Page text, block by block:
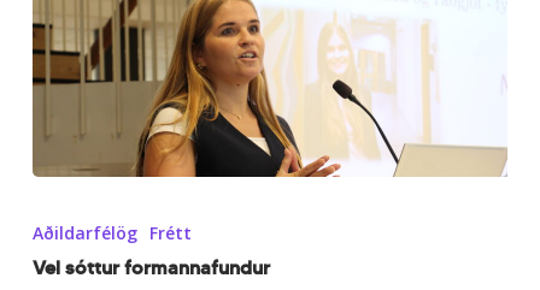
formannafundur
Aðildarfélög Frétt
Vel sóttur formannafundur